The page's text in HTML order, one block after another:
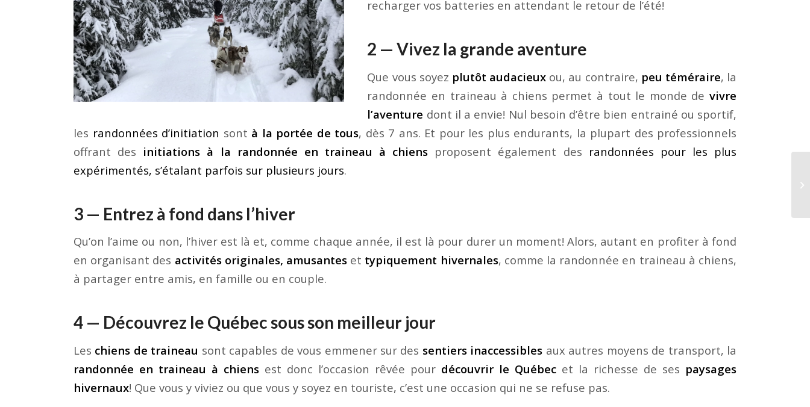
recharger vos batteries en attendant le retour de l’été!
2 — Vivez la grande aventure
Que vous soyez plutôt audacieux ou, au contraire, peu téméraire, la
randonnée en traineau à chiens permet à tout le monde de vivre
l’aventure dont il a envie! Nul besoin d’être bien entrainé ou sportif,
les randonnées d’initiation sont à la portée de tous, dès 7 ans. Et pour les plus endurants, la plupart des professionnels
offrant des initiations à la randonnée en traineau à chiens proposent également des randonnées pour les plus
expérimentés, s’étalant parfois sur plusieurs jours.
3 — Entrez à fond dans l’hiver
Qu’on l’aime ou non, l’hiver est là et, comme chaque année, il est là pour durer un moment! Alors, autant en profiter à fond
en organisant des activités originales, amusantes et typiquement hivernales, comme la randonnée en traineau à chiens,
à partager entre amis, en famille ou en couple.
4 — Découvrez le Québec sous son meilleur jour
Les chiens de traineau sont capables de vous emmener sur des sentiers inaccessibles aux autres moyens de transport, la
randonnée en traineau à chiens est donc l’occasion rêvée pour découvrir le Québec et la richesse de ses paysages
hivernaux! Que vous y viviez ou que vous y soyez en touriste, c’est une occasion qui ne se refuse pas.